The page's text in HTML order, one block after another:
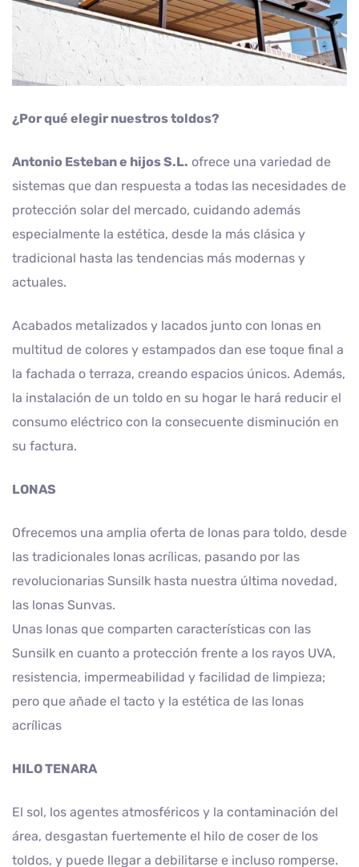
¿Por qué elegir nuestros toldos?
Antonio Esteban e hijos S.L. ofrece una variedad de
sistemas que dan respuesta a todas las necesidades de
protección solar del mercado, cuidando además
especialmente la estética, desde la más clásica y
tradicional hasta las tendencias más modernas y
actuales.
Acabados metalizados y lacados junto con lonas en
multitud de colores y estampados dan ese toque final a
la fachada o terraza, creando espacios únicos. Además,
la instalación de un toldo en su hogar le hará reducir el
consumo eléctrico con la consecuente disminución en
su factura.
LONAS
Ofrecemos una amplia oferta de lonas para toldo, desde
las tradicionales lonas acrílicas, pasando por las
revolucionarias Sunsilk hasta nuestra última novedad,
las lonas Sunvas.
Unas lonas que comparten características con las
Sunsilk en cuanto a protección frente a los rayos UVA,
resistencia, impermeabilidad y facilidad de limpieza;
pero que añade el tacto y la estética de las lonas
acrílicas
HILO TENARA
El sol, los agentes atmosféricos y la contaminación del
área, desgastan fuertemente el hilo de coser de los
toldos, y puede llegar a debilitarse e incluso romperse.